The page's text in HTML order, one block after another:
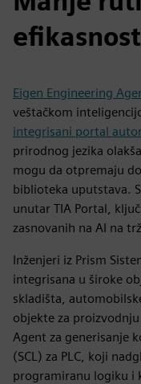
efikasnost
Eigen Engineering
veštačkom
integrisani portal
prirodnog jezika
mogu da otpremaju
biblioteka uputstava.
unutar TIA Portal,
zasnovanih na AI na
Inženjeri iz Prism
integrisana u široke
skladišta,
objekte za
Agent za generisanje
(SCL) za PLC, koji
programiranu logiku i